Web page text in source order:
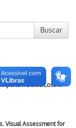
Buscar
Gravimetric
Blood Loss …
Visual Assessment for